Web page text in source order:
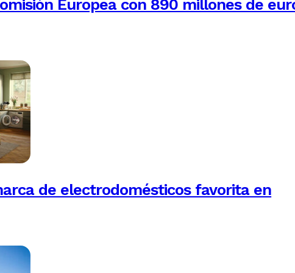
Europea con 890 millones de
de electrodomésticos favorita en